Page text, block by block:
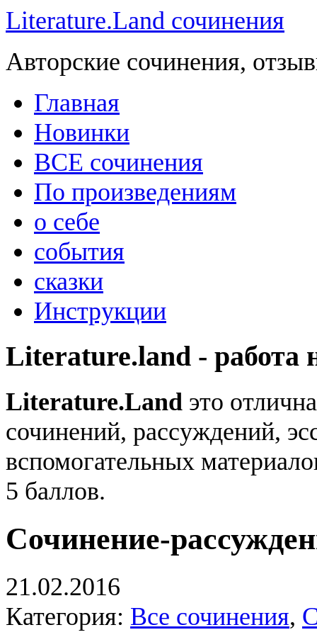
Literature.Land сочинения
Авторские сочинения,
Главная
Новинки
ВСЕ сочинения
По произведениям
о себе
события
сказки
Инструкции
Literature.land - работа
Literature.Land это
сочинений, рассуждений,
вспомогательных
5 баллов.
Сочинение-
21.02.2016
Категория: Все сочинения,